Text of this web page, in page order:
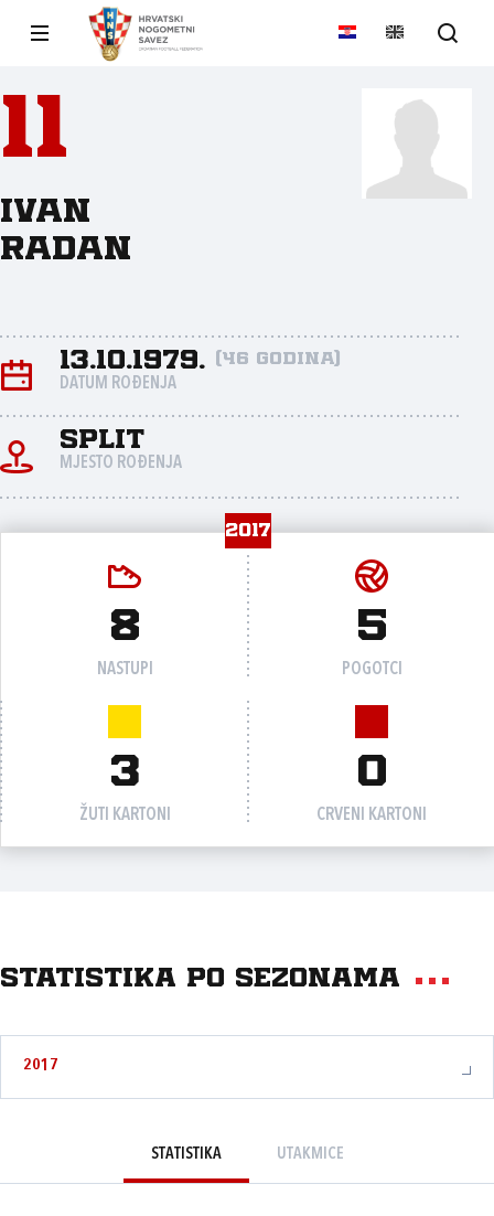
11
Ivan
Radan
13.10.1979. (46 godina)
DATUM ROĐENJA
Split
MJESTO ROĐENJA
2017
8
NASTUPI
5
POGOTCI
3
ŽUTI KARTONI
0
CRVENI KARTONI
Statistika po sezonama
2017
STATISTIKA UTAKMICE